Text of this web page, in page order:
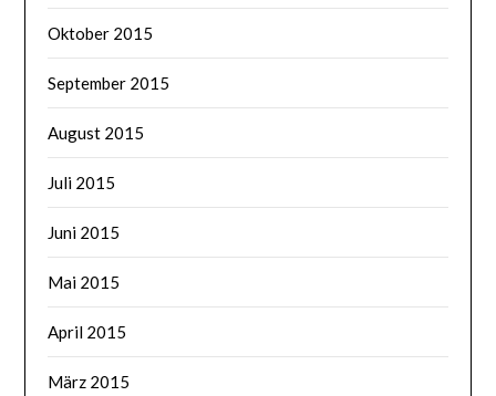
Oktober 2015
September 2015
August 2015
Juli 2015
Juni 2015
Mai 2015
April 2015
März 2015